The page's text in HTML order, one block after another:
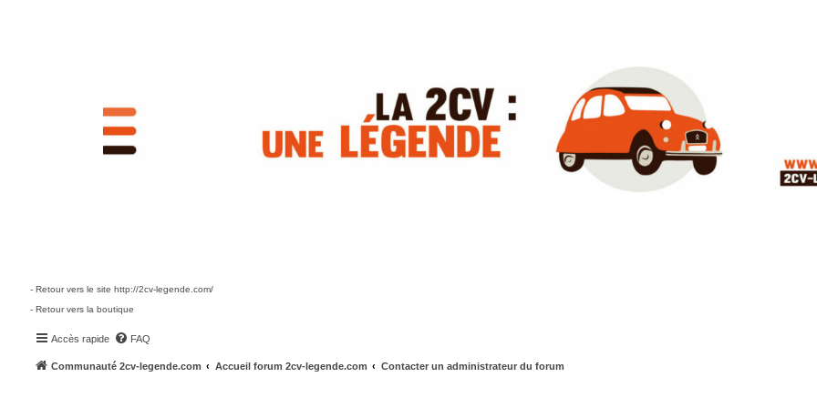
- Retour vers le site http://2cv-legende.com/
- Retour vers la boutique
Accès rapide FAQ
Communauté 2cv-legende.com Accueil forum 2cv-legende.com Contacter un administrateur du forum